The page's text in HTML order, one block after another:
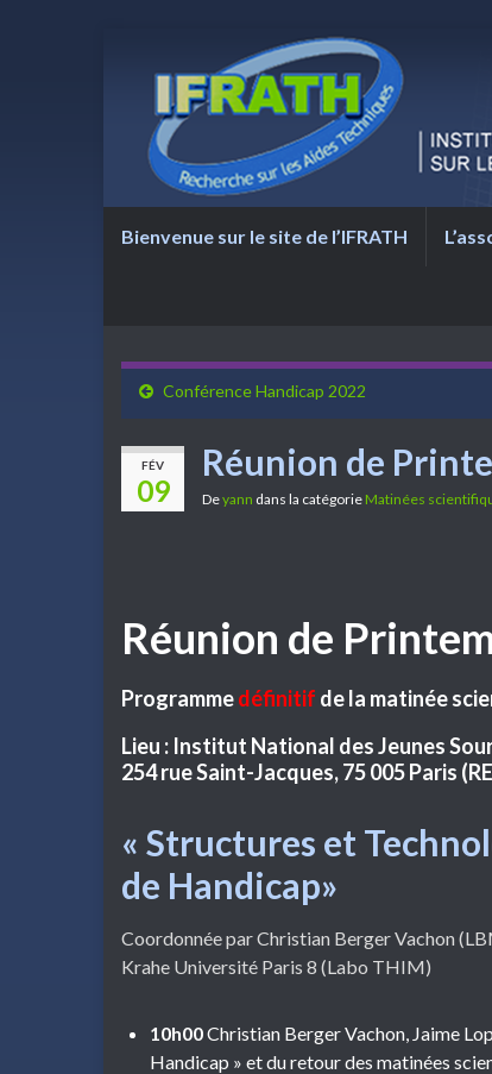
Bienvenue sur le site de l’IFRATH
Conférence Handicap 2022
FÉV
09
Réunion de
Deyann dans la catégorie Matinées
Réunion de
Programmedéfinitif de la matinée
Lieu : Institut National des Jeunes
254 rue Saint-Jacques, 75 005 Paris
« Structures et
de Handicap»
Coordonnée par Christian Berger Vachon
Krahe Université Paris 8 (Labo THIM)
10h00Christian Berger Vachon, Jaime
Handicap » et du retour des matinées